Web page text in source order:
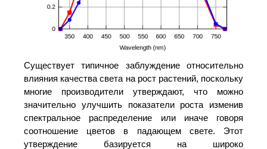
Существует типичное заблуждение относительно
влияния качества света на рост растений, поскольку
многие производители утверждают, что можно
значительно улучшить показатели роста изменив
спектральное распределение или иначе говоря
соотношение цветов в падающем свете. Этот
утверждение базируется на широко